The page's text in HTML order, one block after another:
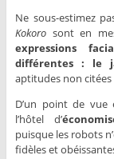
Ne sous-estimez
Kokorosont en
expressions
différentes : le
aptitudes non
D’un point de
l’hôtel d’
puisque les robots
fidèles et